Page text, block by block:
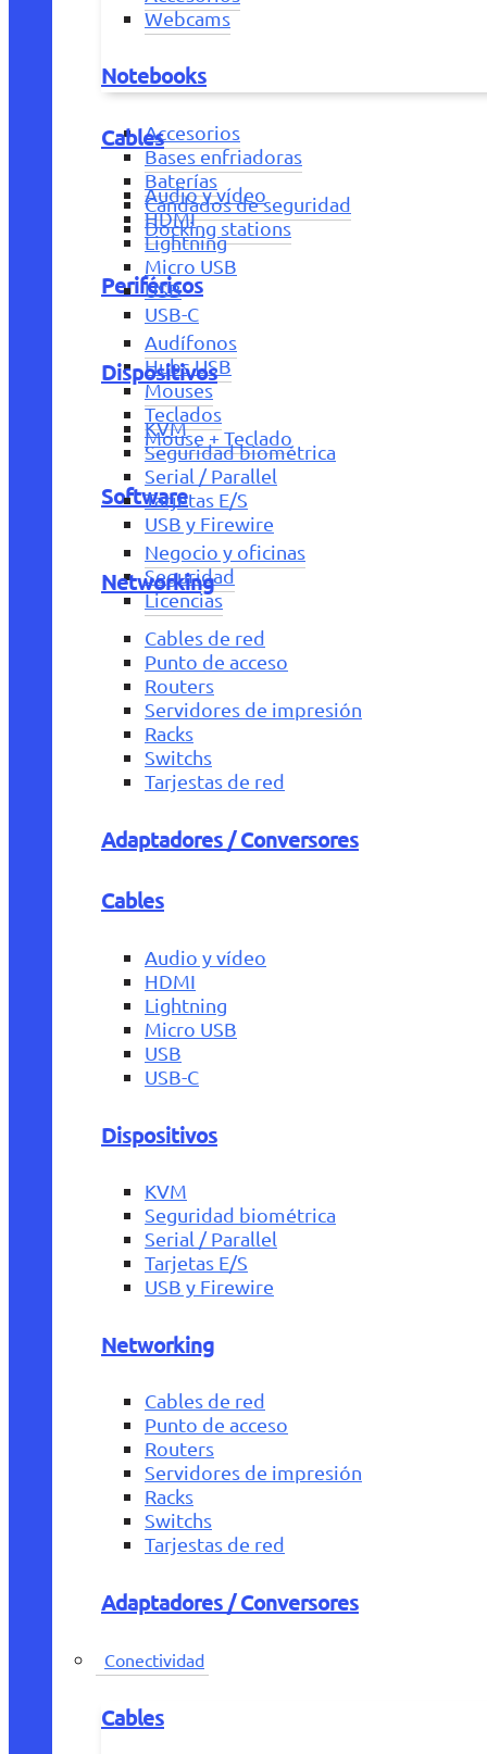
Webcams
Notebooks
Accesorios
Bases enfriadoras
Baterías
Candados de seguridad
Docking stations
Periféricos
Audífonos
Hubs USB
Mouses
Teclados
Mouse + Teclado
Software
Negocio y oficinas
Seguridad
Licencias
Cables
Audio y vídeo
HDMI
Lightning
Micro USB
USB
USB-C
Dispositivos
KVM
Seguridad biométrica
Serial / Parallel
Tarjetas E/S
USB y Firewire
Networking
Cables de red
Punto de acceso
Routers
Servidores de impresión
Racks
Switchs
Tarjestas de red
Adaptadores / Conversores
Cables
Audio y vídeo
HDMI
Lightning
Micro USB
USB
USB-C
Dispositivos
KVM
Seguridad biométrica
Serial / Parallel
Tarjetas E/S
USB y Firewire
Networking
Cables de red
Punto de acceso
Routers
Servidores de impresión
Racks
Switchs
Tarjestas de red
Adaptadores / Conversores
Conectividad
Cables